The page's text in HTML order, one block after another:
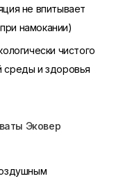
не впитывает
намокании)
чистого
среды и здоровья
Эковер